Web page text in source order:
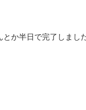
か半日で完了しまし